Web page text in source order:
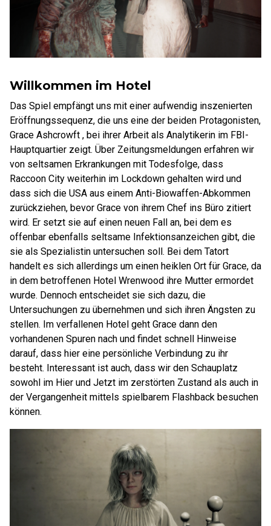
Willkommen im Hotel
Das Spiel empfängt uns mit einer aufwendig inszenierten
Eröffnungssequenz, die uns eine der beiden Protagonisten,
Grace Ashcrowft , bei ihrer Arbeit als Analytikerin im FBI-
Hauptquartier zeigt. Über Zeitungsmeldungen erfahren wir
von seltsamen Erkrankungen mit Todesfolge, dass
Raccoon City weiterhin im Lockdown gehalten wird und
dass sich die USA aus einem Anti-Biowaffen-Abkommen
zurückziehen, bevor Grace von ihrem Chef ins Büro zitiert
wird. Er setzt sie auf einen neuen Fall an, bei dem es
offenbar ebenfalls seltsame Infektionsanzeichen gibt, die
sie als Spezialistin untersuchen soll. Bei dem Tatort
handelt es sich allerdings um einen heiklen Ort für Grace, da
in dem betroffenen Hotel Wrenwood ihre Mutter ermordet
wurde. Dennoch entscheidet sie sich dazu, die
Untersuchungen zu übernehmen und sich ihren Ängsten zu
stellen. Im verfallenen Hotel geht Grace dann den
vorhandenen Spuren nach und findet schnell Hinweise
darauf, dass hier eine persönliche Verbindung zu ihr
besteht. Interessant ist auch, dass wir den Schauplatz
sowohl im Hier und Jetzt im zerstörten Zustand als auch in
der Vergangenheit mittels spielbarem Flashback besuchen
können.